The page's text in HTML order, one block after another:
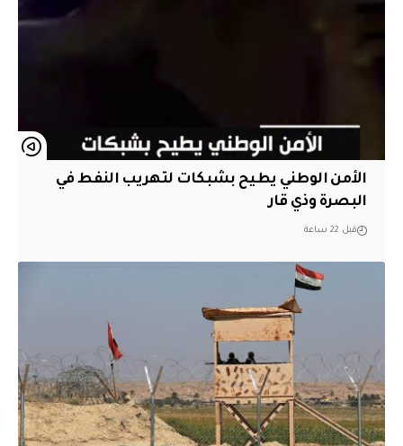
الأمن الوطني يطيح بشبكات لتهريب النفط في
البصرة وذي قار
قبل 22 ساعة